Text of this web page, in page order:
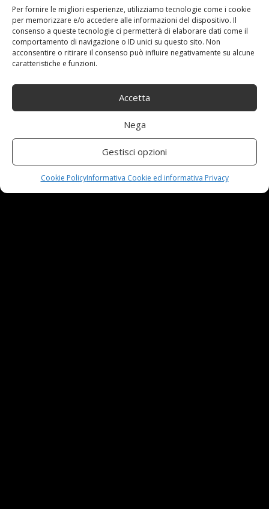
Per fornire le migliori esperienze, utilizziamo tecnologie come i cookie
per memorizzare e/o accedere alle informazioni del dispositivo. Il
consenso a queste tecnologie ci permetterà di elaborare dati come il
comportamento di navigazione o ID unici su questo sito. Non
acconsentire o ritirare il consenso può influire negativamente su alcune
caratteristiche e funzioni.
Accetta
Nega
Gestisci opzioni
Cookie PolicyInformativa Cookie ed informativa Privacy
25 Novembre,2024
Nuova MG ZS Hybrid+: i SUV si fanno ibridi
24 Novembre,2024
Automobili e sicurezza: l’importanza della
manutenzione